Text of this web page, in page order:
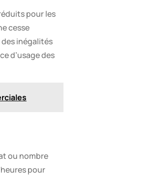
pour les
cesse
inégalités
d’usage des
ou nombre
pour